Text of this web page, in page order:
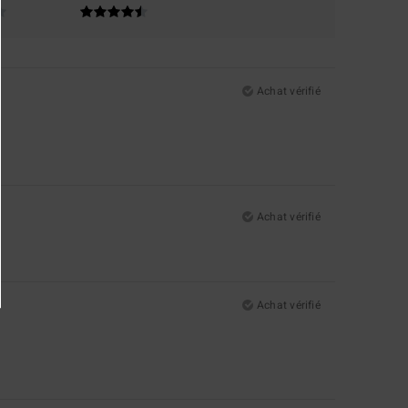
Achat vérifié
Achat vérifié
Achat vérifié